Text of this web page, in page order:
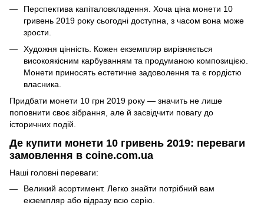
Перспектива капіталовкладення. Хоча ціна монети 10
гривень 2019 року сьогодні доступна, з часом вона може
зрости.
Художня цінність. Кожен екземпляр вирізняється
високоякісним карбуванням та продуманою композицією.
Монети приносять естетичне задоволення та є гордістю
власника.
Придбати монети 10 грн 2019 року — значить не лише
поповнити своє зібрання, але й засвідчити повагу до
історичних подій.
Де купити монети 10 гривень 2019: переваги
замовлення в coine.com.ua
Наші головні переваги:
Великий асортимент. Легко знайти потрібний вам
екземпляр або відразу всю серію.